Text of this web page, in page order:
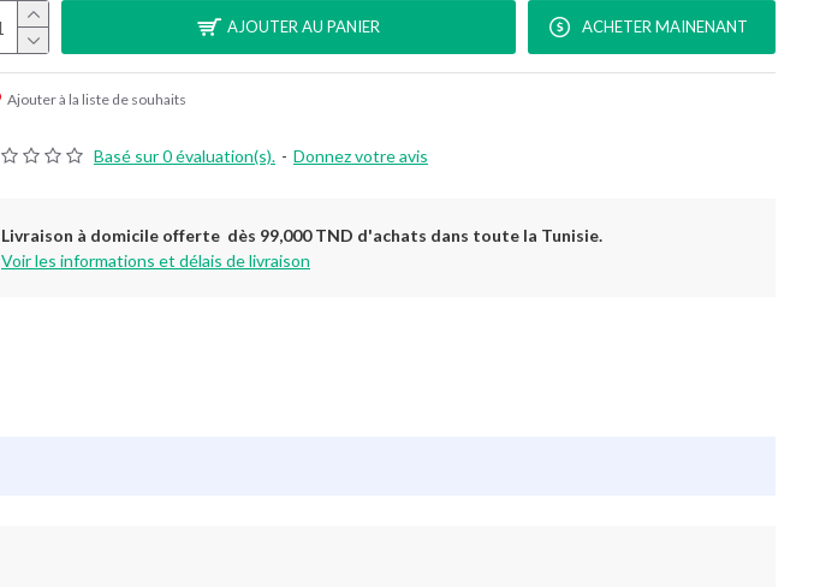
Basé sur 0 évaluation(s). - Donnez votre avis
AJOUTER AU PANIER ACHETER MAINENANT
Ajouter à la liste de souhaits
Livraison à domicile offerte dès 99,000 TND d'achats dans toute la Tunisie.
Voir les informations et délais de livraison